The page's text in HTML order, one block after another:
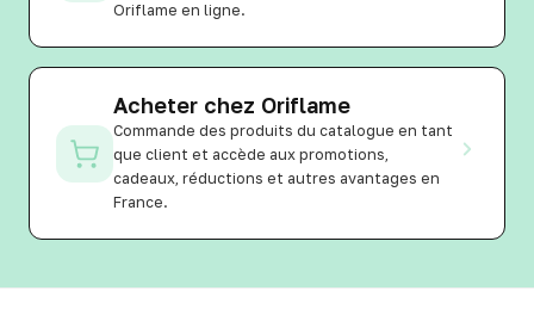
Oriflame en ligne.
Acheter chez Oriflame
Commande des produits du catalogue en tant
que client et accède aux promotions,
cadeaux, réductions et autres avantages en
France.